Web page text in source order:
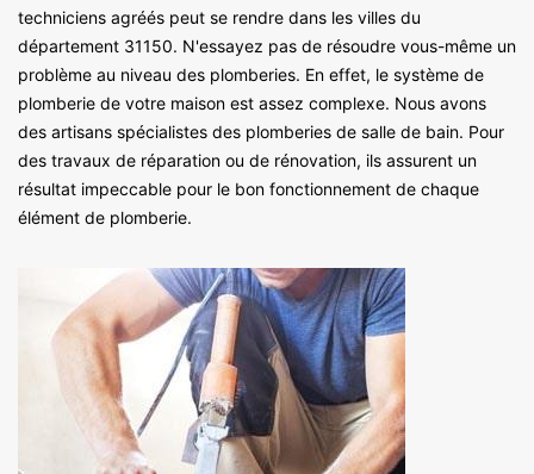
techniciens agréés peut se rendre dans les villes du
département 31150. N'essayez pas de résoudre vous-même un
problème au niveau des plomberies. En effet, le système de
plomberie de votre maison est assez complexe. Nous avons
des artisans spécialistes des plomberies de salle de bain. Pour
des travaux de réparation ou de rénovation, ils assurent un
résultat impeccable pour le bon fonctionnement de chaque
élément de plomberie.